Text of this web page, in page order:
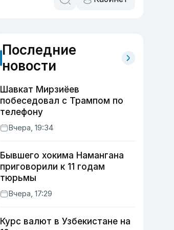
Последние
новости
Шавкат Мирзиёев
побеседовал с Трампом по
телефону
Вчера, 19:34
Бывшего хокима Намангана
приговорили к 11 годам
тюрьмы
Вчера, 17:29
Курс валют в Узбекистане на